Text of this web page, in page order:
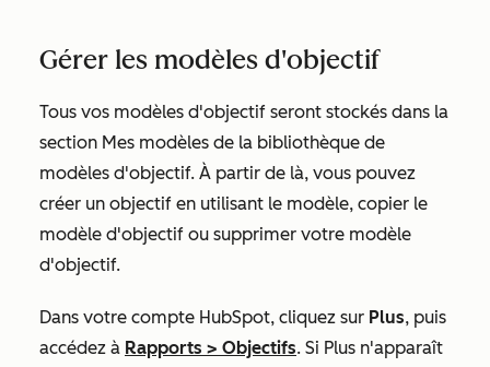
Gérer les modèles d'objectif
Tous vos modèles d'objectif seront stockés dans la
section Mes modèles de la bibliothèque de
modèles d'objectif. À partir de là, vous pouvez
créer un objectif en utilisant le modèle, copier le
modèle d'objectif ou supprimer votre modèle
d'objectif.
Dans votre compte HubSpot, cliquez sur Plus, puis
accédez à Rapports > Objectifs. Si Plus n'apparaît